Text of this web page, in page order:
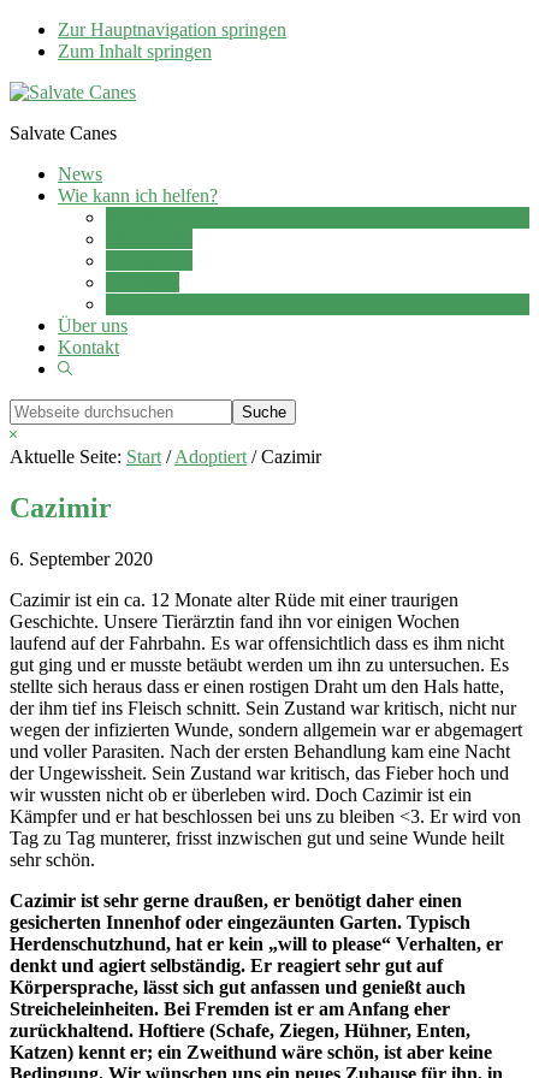
Zur Hauptnavigation springen
Zum Inhalt springen
Salvate Canes
News
Wie kann ich helfen?
Über uns
Kontakt
Show
Webseite
durchsuchen
Hide
Search
Aktuelle Seite: Start / Adoptiert /Cazimir
Cazimir
6. September 2020
Cazimir ist ein ca. 12 Monate alter Rüde mit einer traurigen
Geschichte. Unsere Tierärztin fand ihn vor einigen Wochen
laufend auf der Fahrbahn. Es war offensichtlich dass es ihm nicht
gut ging und er musste betäubt werden um ihn zu untersuchen. Es
stellte sich heraus dass er einen rostigen Draht um den Hals hatte,
der ihm tief ins Fleisch schnitt. Sein Zustand war kritisch, nicht nur
wegen der infizierten Wunde, sondern allgemein war er abgemagert
und voller Parasiten. Nach der ersten Behandlung kam eine Nacht
der Ungewissheit. Sein Zustand war kritisch, das Fieber hoch und
wir wussten nicht ob er überleben wird. Doch Cazimir ist ein
Kämpfer und er hat beschlossen bei uns zu bleiben <3. Er wird von
Tag zu Tag munterer, frisst inzwischen gut und seine Wunde heilt
sehr schön.
Cazimir ist sehr gerne draußen, er benötigt daher einen
gesicherten Innenhof oder eingezäunten Garten. Typisch
Herdenschutzhund, hat er kein „will to please“ Verhalten, er
denkt und agiert selbständig. Er reagiert sehr gut auf
Körpersprache, lässt sich gut anfassen und genießt auch
Streicheleinheiten. Bei Fremden ist er am Anfang eher
zurückhaltend. Hoftiere (Schafe, Ziegen, Hühner, Enten,
Katzen) kennt er; ein Zweithund wäre schön, ist aber keine
Bedingung. Wir wünschen uns ein neues Zuhause für ihn, in